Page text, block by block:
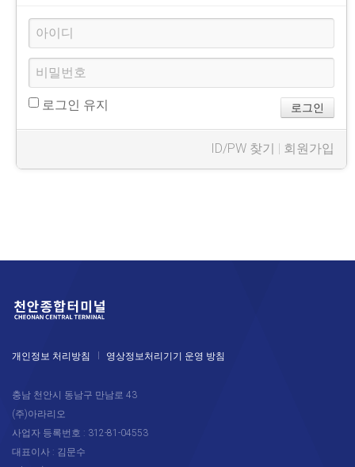
로그인 유지
ID/PW 찾기 회원가입
개인정보 처리방침 영상정보처리기기 운영 방침
충남 천안시 동남구 만남로 43
(주)아라리오
사업자 등록번호 : 312-81-04553
대표이사 : 김문수